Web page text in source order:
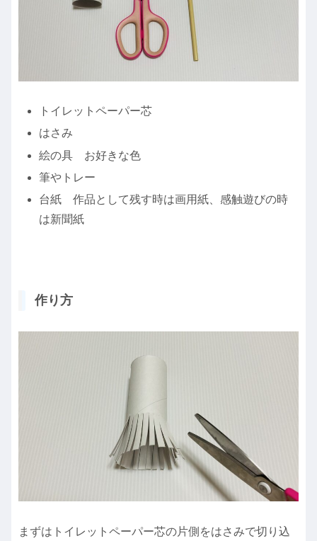
トイレットペーパー芯
はさみ
絵の具 お好きな色
筆やトレー
台紙 作品として残す時は画用紙、感触遊びの時
は新聞紙
作り方
まずはトイレットペーパー芯の片側をはさみで切り込